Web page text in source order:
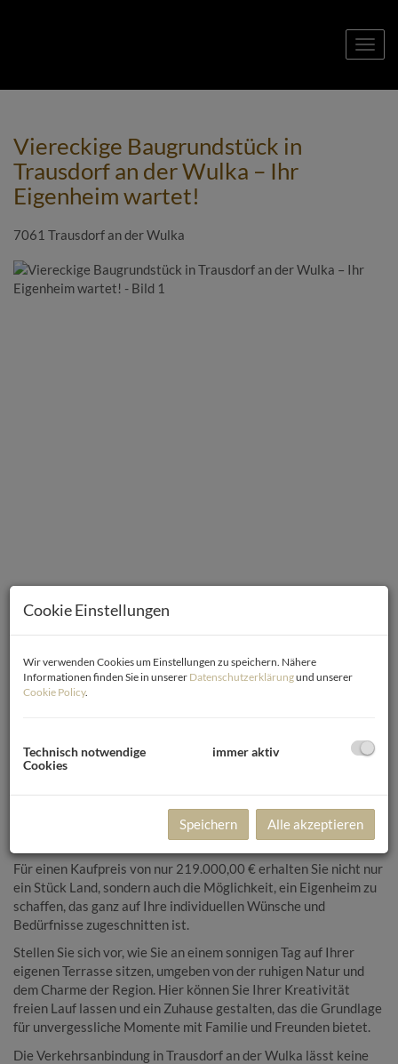
Viereckige Baugrundstück in
Trausdorf an der Wulka – Ihr
Eigenheim wartet!
7061 Trausdorf an der Wulka
Beschreibung
Willkommen in Ihrem zukünftigen Zuhause in der idyllischen
Gemeinde Trausdorf an der Wulka im malerischen
Burgenland!
bietet Ihnen die perfekte Gelegenheit, Ihren Wohntraum zu
Für einen Kaufpreis von nur 219.000,00 € erhalten Sie nicht nur
ein Stück Land, sondern auch die Möglichkeit, ein Eigenheim zu
schaffen, das ganz auf Ihre individuellen Wünsche und
Bedürfnisse zugeschnitten ist.
Stellen Sie sich vor, wie Sie an einem sonnigen Tag auf Ihrer
eigenen Terrasse sitzen, umgeben von der ruhigen Natur und
dem Charme der Region. Hier können Sie Ihrer Kreativität
freien Lauf lassen und ein Zuhause gestalten, das die Grundlage
für unvergessliche Momente mit Familie und Freunden bietet.
Die Verkehrsanbindung in Trausdorf an der Wulka lässt keine
Cookie Einstellungen
Wir verwenden Cookies um Einstellungen zu speichern. Nähere
Informationen finden Sie in unserer Datenschutzerklärungund unserer
Cookie Policy.
Technisch notwendige
Cookies
immer aktiv
Speichern Alle akzeptieren